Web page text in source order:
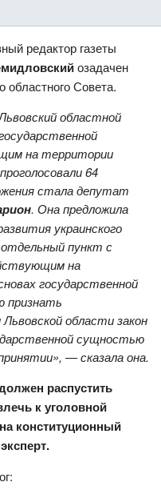
редактор газеты
озадачен
областного Совета.
областной
на территории
64
стала депутат
. Она предложила
украинского
пункт с
на
государственной
признать
области закон
сущностью
— сказала она.
распустить
к уголовной
конституционный